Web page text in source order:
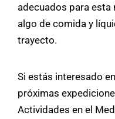
adecuados para esta
algo de comida y
trayecto.
Si estás interesado
próximas
Actividades en el